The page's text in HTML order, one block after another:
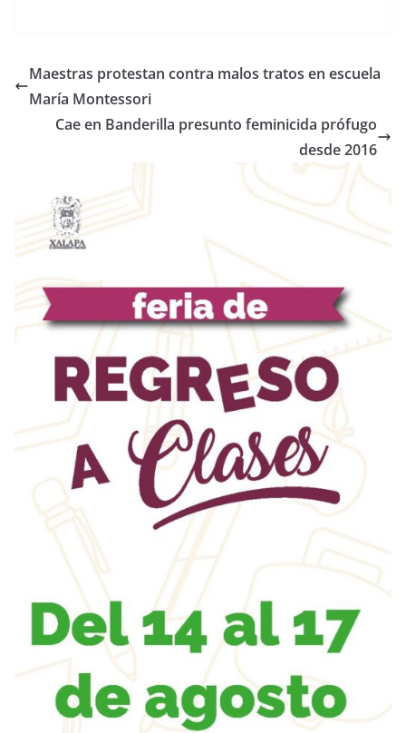
Maestras protestan contra malos tratos en escuela
María Montessori
Cae en Banderilla presunto feminicida prófugo
desde 2016